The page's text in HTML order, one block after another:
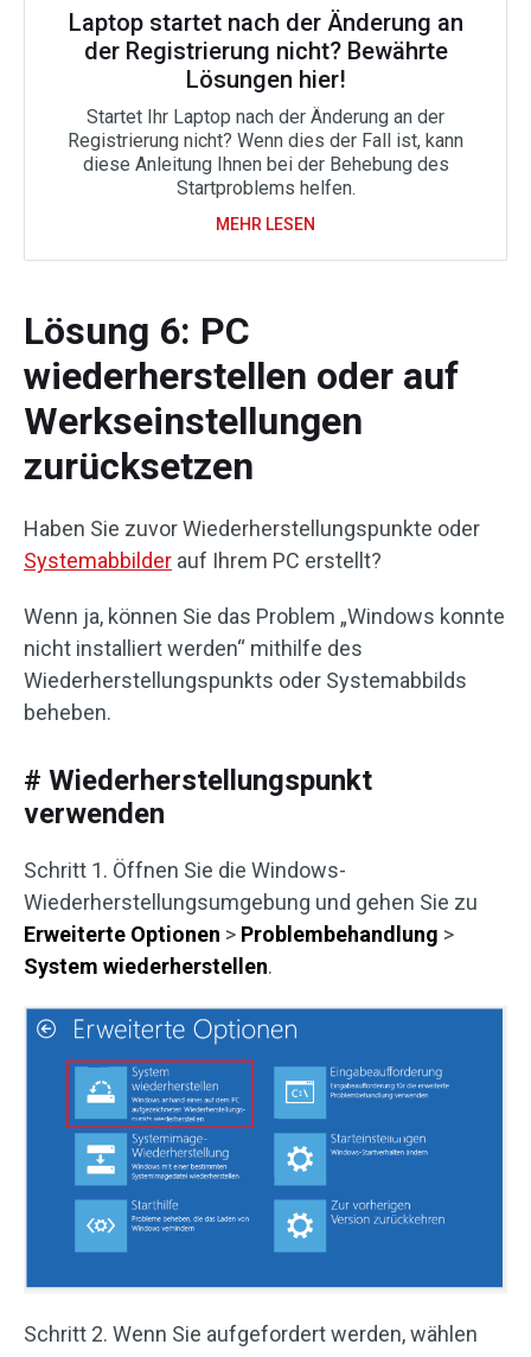
Laptop startet nach der Änderung an
der Registrierung nicht? Bewährte
Lösungen hier!
Startet Ihr Laptop nach der Änderung an der
Registrierung nicht? Wenn dies der Fall ist, kann
diese Anleitung Ihnen bei der Behebung des
Startproblems helfen.
MEHR LESEN
Lösung 6: PC
wiederherstellen oder auf
Werkseinstellungen
zurücksetzen
Haben Sie zuvor Wiederherstellungspunkte oder
Systemabbilder auf Ihrem PC erstellt?
Wenn ja, können Sie das Problem „Windows konnte
nicht installiert werden“ mithilfe des
Wiederherstellungspunkts oder Systemabbilds
beheben.
# Wiederherstellungspunkt
verwenden
Schritt 1. Öffnen Sie die Windows-
Wiederherstellungsumgebung und gehen Sie zu
Erweiterte Optionen > Problembehandlung >
System wiederherstellen.
Schritt 2. Wenn Sie aufgefordert werden, wählen